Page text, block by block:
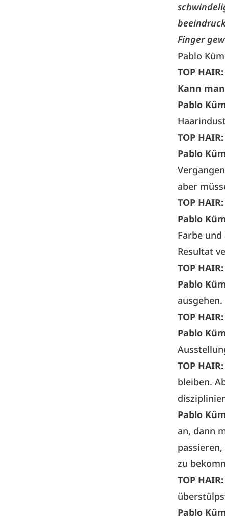
Finger
Pablo
TOP
Kann
Pablo
TOP HAIR:
Pablo
aber
TOP HAIR:
Pablo
Farbe
Resultat
TOP HAIR:
Pablo
ausgehen.
TOP HAIR:
Pablo
TOP HAIR:
bleiben.
Pablo
an, dann
zu
TOP HAIR:
Pablo